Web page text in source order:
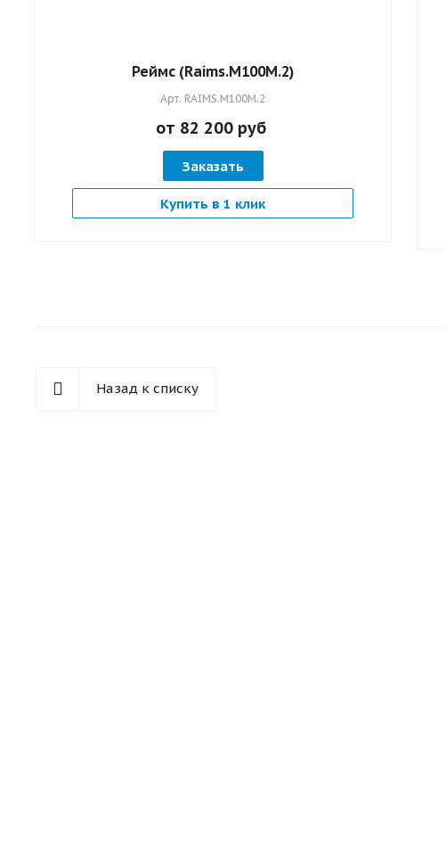
Реймс (Raims.M100M.2)
Арт. RAIMS.M100M.2
от 82 200 руб
Заказать
Купить в 1 клик
Назад к списку